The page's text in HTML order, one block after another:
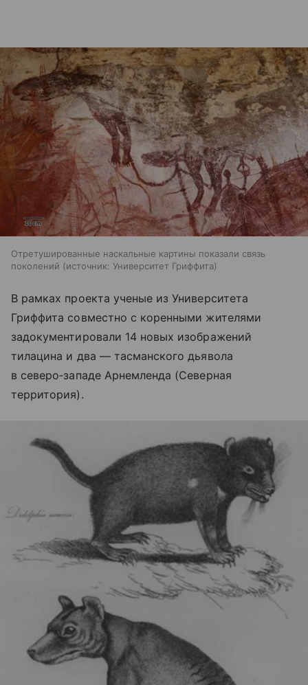
Отретушированные наскальные картины показали связь
поколений
источник: Университет Гриффита
В рамках проекта ученые из Университета
Гриффита совместно с коренными жителями
задокументировали 14 новых изображений
тилацина и два — тасманского дьявола
в северо‑западе Арнемленда (Северная
территория).